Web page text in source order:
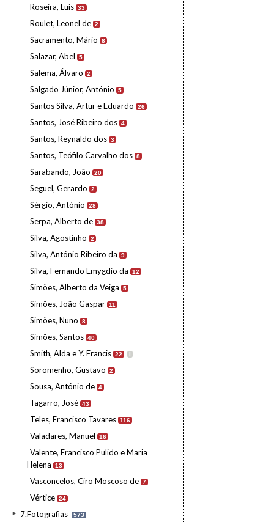
Roseira, Luís 33
Roulet, Leonel de 2
Sacramento, Mário 8
Salazar, Abel 5
Salema, Álvaro 2
Salgado Júnior, António 5
Santos Silva, Artur e Eduardo 26
Santos, José Ribeiro dos 4
Santos, Reynaldo dos 3
Santos, Teófilo Carvalho dos 8
Sarabando, João 20
Seguel, Gerardo 2
Sérgio, António 28
Serpa, Alberto de 38
Silva, Agostinho 2
Silva, António Ribeiro da 9
Silva, Fernando Emygdio da 12
Simões, Alberto da Veiga 5
Simões, João Gaspar 11
Simões, Nuno 8
Simões, Santos 40
Smith, Alda e Y. Francis 22 I
Soromenho, Gustavo 2
Sousa, António de 4
Tagarro, José 43
Teles, Francisco Tavares 116
Valadares, Manuel 16
Valente, Francisco Pulido e Maria
Helena
13
Vasconcelos, Ciro Moscoso de 7
Vértice 24
7.Fotografias 573